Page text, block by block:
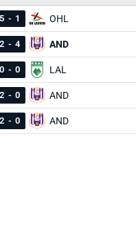
5 - 1 OHL
2 - 4 AND
0 - 0 LAL
2 - 0 AND
2 - 0 AND